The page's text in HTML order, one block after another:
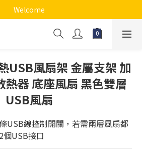
Welcome
USB風扇架 金屬支架 加
熱器 底座風扇 黑色雙層
USB風扇
USB線控制開關，若需兩層風扇都
個USB接口